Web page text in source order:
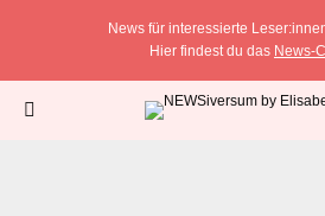
News für interessierte
Hier findest du das News-